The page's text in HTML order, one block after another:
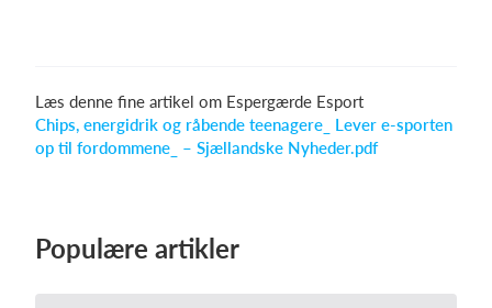
Hvad koster det?
Læs denne fine artikel om Espergærde Esport
Chips, energidrik og råbende teenagere_ Lever e-sporten
op til fordommene_ – Sjællandske Nyheder.pdf
Populære artikler